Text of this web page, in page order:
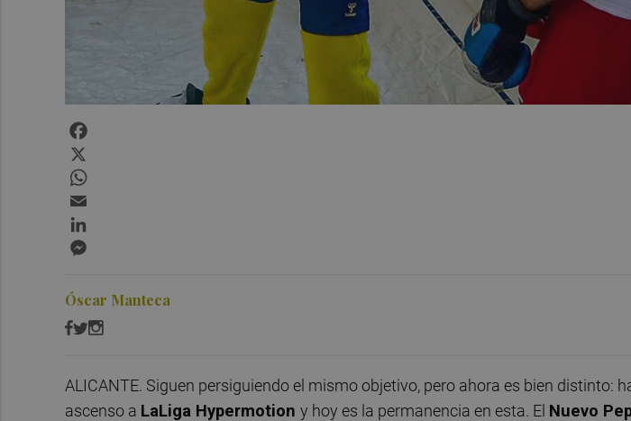
Óscar Manteca
ALICANTE. Siguen persiguiendo el mismo objetivo, pero ahora es bien distinto:
ascenso a LaLiga Hypermotion y hoy es la permanencia en esta. El Nuevo